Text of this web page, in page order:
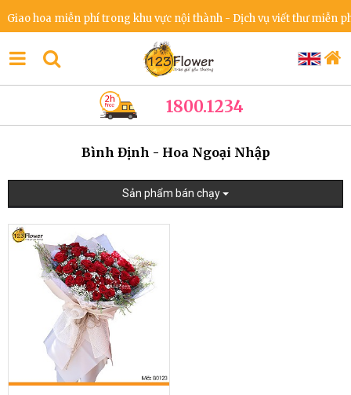
hoa miễn phí trong khu vực nội thành - Dịch vụ viết thư miễn
1800.1234
Bình Định - Hoa Ngoại Nhập
Sản phẩm bán chạy